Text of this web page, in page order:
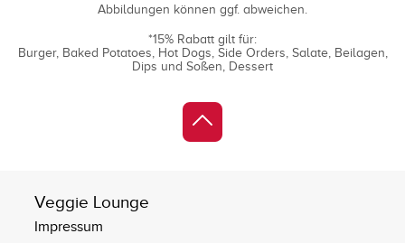
Abbildungen können ggf. abweichen.
*15% Rabatt gilt für:
Burger
Baked Potatoes Hot Dogs Side Orders Salate
Beilagen
Dips und Soßen
Dessert
Veggie Lounge
Impressum